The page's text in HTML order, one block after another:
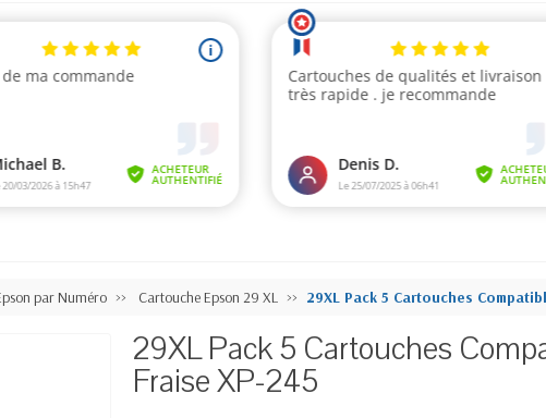
par Numéro Cartouche Epson 29 XL 29XL Pack 5 Cartouches
29XL Pack 5 Cartouches
Fraise XP-245